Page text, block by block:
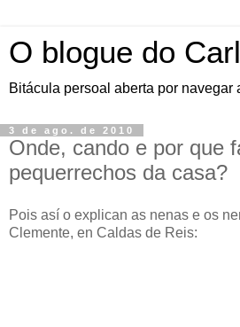
O blogue do
Bitácula persoal aberta por navegar
3 de ago. de 2010
Onde, cando e por que
pequerrechos da casa?
Pois así o explican as nenas e os
Clemente, en Caldas de Reis: